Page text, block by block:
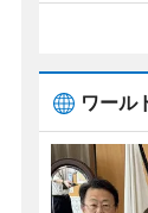
ワール